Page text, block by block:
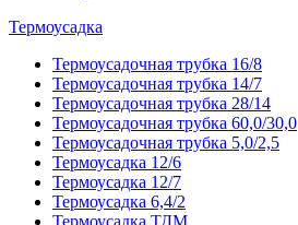
Термоусадка
Термоусадочная трубка 16/8
Термоусадочная трубка 14/7
Термоусадочная трубка 28/14
Термоусадочная трубка 60,0/30,0
Термоусадочная трубка 5,0/2,5
Термоусадка 12/6
Термоусадка 12/7
Термоусадка 6,4/2
Термоусадка ТДМ